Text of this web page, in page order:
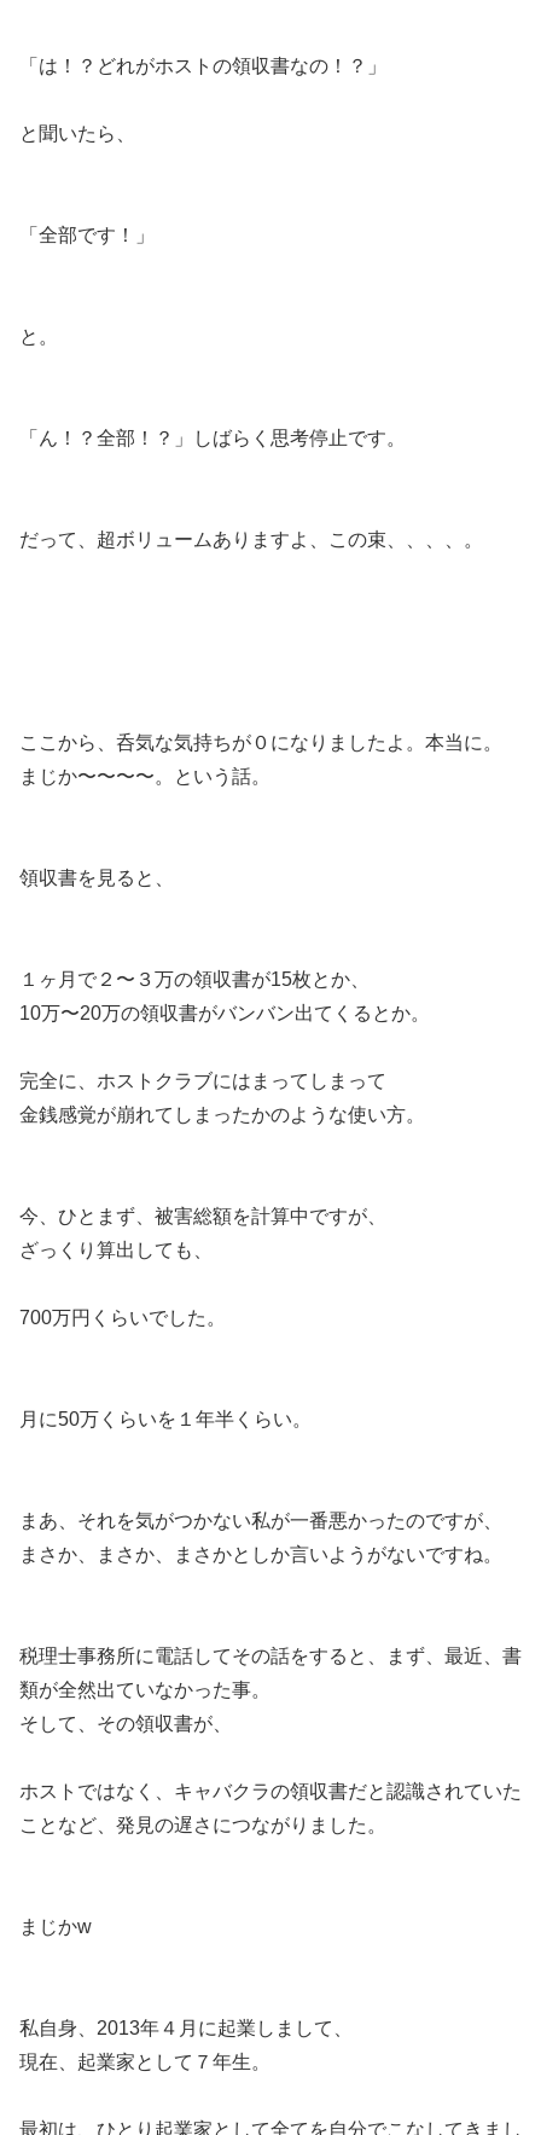
「は！？どれがホストの領収書なの！？」
と聞いたら、
「全部です！」
と。
「ん！？全部！？」しばらく思考停止です。
だって、超ボリュームありますよ、この束、、、、。
ここから、呑気な気持ちが０になりましたよ。本当に。
まじか〜〜〜〜。という話。
領収書を見ると、
１ヶ月で２〜３万の領収書が15枚とか、
10万〜20万の領収書がバンバン出てくるとか。
完全に、ホストクラブにはまってしまって
金銭感覚が崩れてしまったかのような使い方。
今、ひとまず、被害総額を計算中ですが、
ざっくり算出しても、
700万円くらいでした。
月に50万くらいを１年半くらい。
まあ、それを気がつかない私が一番悪かったのですが、
まさか、まさか、まさかとしか言いようがないですね。
税理士事務所に電話してその話をすると、まず、最近、書
類が全然出ていなかった事。
そして、その領収書が、
ホストではなく、キャバクラの領収書だと認識されていた
ことなど、発見の遅さにつながりました。
まじかw
私自身、2013年４月に起業しまして、
現在、起業家として７年生。
最初は、ひとり起業家として全てを自分でこなしてきまし